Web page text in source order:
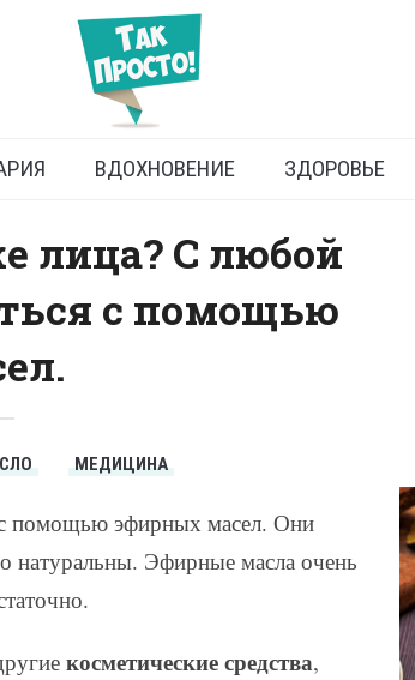
масла
ВДОХНОВЕНИЕ ЗДОРОВЬЕ
лица? С любой
с помощью
МЕДИЦИНА
помощью эфирных масел. Они
натуральны. Эфирные масла очень
косметические средства,